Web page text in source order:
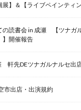
】＆【ライブペインティ
の読書会 in 成瀬 【ツナガ
】開催報告
軒先DEツナガルナルセ出
市出店・出演規約